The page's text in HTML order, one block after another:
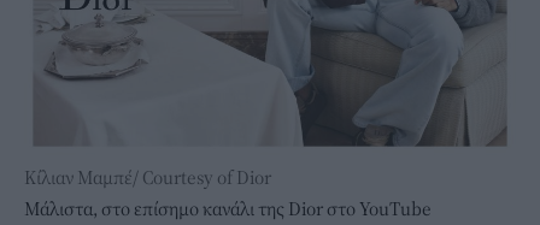
Κίλιαν Μαμπέ/ Courtesy of Dior
Μάλιστα, στο επίσημο κανάλι της Dior στο YouTube